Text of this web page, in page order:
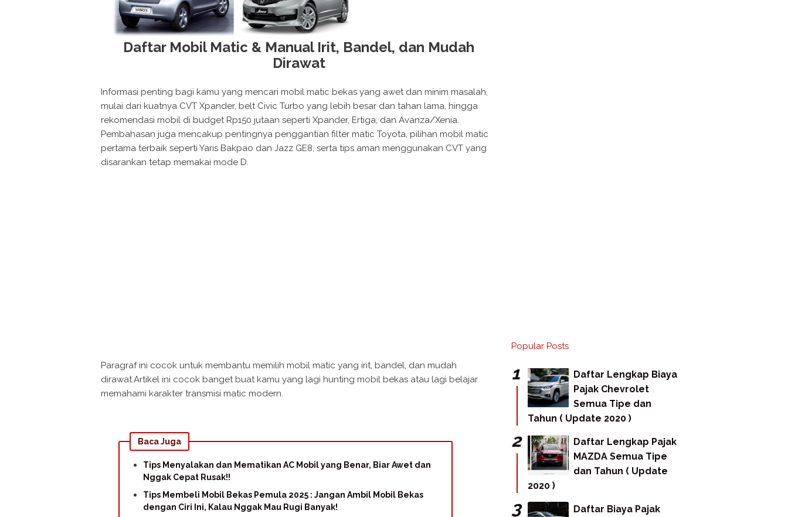
Daftar Mobil Matic & Manual Irit, Bandel, dan Mudah
Dirawat
Informasi penting bagi kamu yang mencari mobil matic bekas yang awet dan minim masalah,
mulai dari kuatnya CVT Xpander, belt Civic Turbo yang lebih besar dan tahan lama, hingga
rekomendasi mobil di budget Rp150 jutaan seperti Xpander, Ertiga, dan Avanza/Xenia.
Pembahasan juga mencakup pentingnya penggantian filter matic Toyota, pilihan mobil matic
pertama terbaik seperti Yaris Bakpao dan Jazz GE8, serta tips aman menggunakan CVT yang
disarankan tetap memakai mode D.
Paragraf ini cocok untuk membantu memilih mobil matic yang irit, bandel, dan mudah
dirawat.Artikel ini cocok banget buat kamu yang lagi hunting mobil bekas atau lagi belajar
memahami karakter transmisi matic modern.
Baca Juga
Tips Menyalakan dan Mematikan AC Mobil yang Benar, Biar Awet dan
Nggak Cepat Rusak!!
Tips Membeli Mobil Bekas Pemula 2025 : Jangan Ambil Mobil Bekas
dengan Ciri Ini, Kalau Nggak Mau Rugi Banyak!
Popular Posts
Daftar Lengkap Biaya
Pajak Chevrolet
Semua Tipe dan
Tahun ( Update 2020 )
Daftar Lengkap Pajak
MAZDA Semua Tipe
dan Tahun ( Update
2020 )
Daftar Biaya Pajak